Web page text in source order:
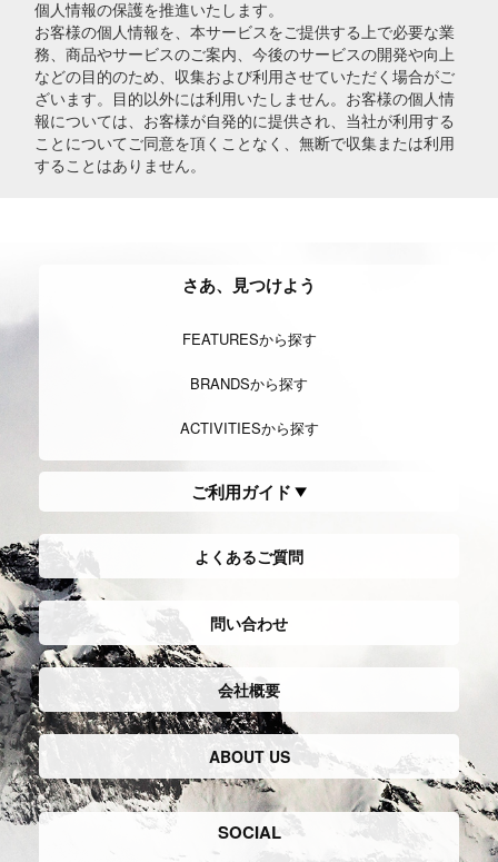
個人情報の保護を推進いたします。
お客様の個人情報を、本サービスをご提供する上で必要な業
務、商品やサービスのご案内、今後のサービスの開発や向上
などの目的のため、収集および利用させていただく場合がご
ざいます。目的以外には利用いたしません。お客様の個人情
報については、お客様が自発的に提供され、当社が利用する
ことについてご同意を頂くことなく、無断で収集または利用
することはありません。
さあ、見つけよう
FEATURESから探す
BRANDSから探す
ACTIVITIESから探す
ご利用ガイド
よくあるご質問
問い合わせ
会社概要
ABOUT US
SOCIAL